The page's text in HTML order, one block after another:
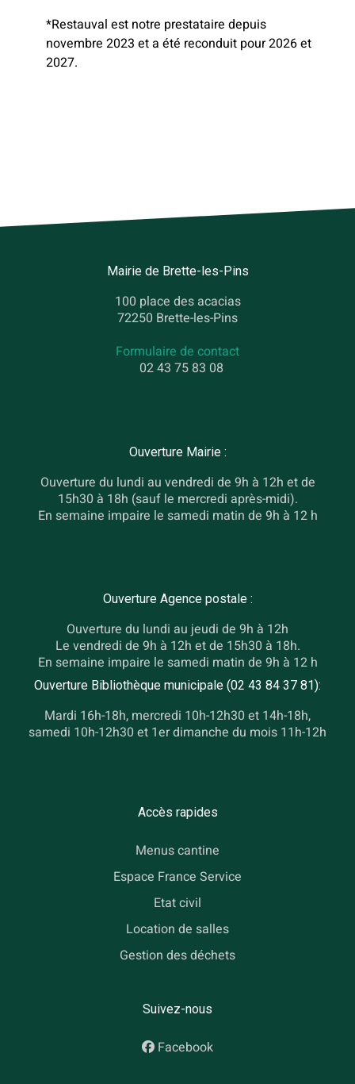
*Restauval est notre prestataire depuis
novembre 2023 et a été reconduit pour 2026 et
2027.
Mairie de Brette-les-Pins
100 place des acacias
72250 Brette-les-Pins
Formulaire de contact
02 43 75 83 08
Ouverture Mairie :
Ouverture du lundi au vendredi de 9h à 12h et de
15h30 à 18h (sauf le mercredi après-midi).
En semaine impaire le samedi matin de 9h à 12 h
Ouverture Agence postale :
Ouverture du lundi au jeudi de 9h à 12h
Le vendredi de 9h à 12h et de 15h30 à 18h.
En semaine impaire le samedi matin de 9h à 12 h
Ouverture Bibliothèque municipale (02 43 84 37 81):
Mardi 16h-18h, mercredi 10h-12h30 et 14h-18h,
samedi 10h-12h30 et 1er dimanche du mois 11h-12h
Accès rapides
Menus cantine
Espace France Service
Etat civil
Location de salles
Gestion des déchets
Suivez-nous
Facebook